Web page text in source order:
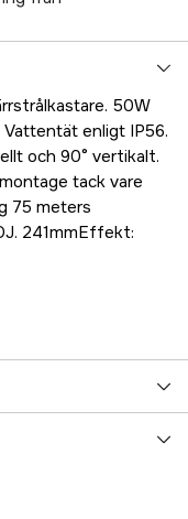
50W
Vattentät enligt IP56.
och 90° vertikalt.
tack vare
75 meters
241mmEffekt:
5000024356